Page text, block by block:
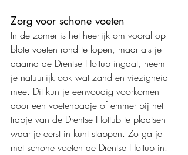
Zorg voor schone voeten
In de zomer is het heerlijk om vooral op
blote voeten rond te lopen, maar als je
daarna de Drentse Hottub ingaat, neem
je natuurlijk ook wat zand en viezigheid
mee. Dit kun je eenvoudig voorkomen
door een voetenbadje of emmer bij het
trapje van de Drentse Hottub te plaatsen
waar je eerst in kunt stappen. Zo ga je
met schone voeten de Drentse Hottub in.